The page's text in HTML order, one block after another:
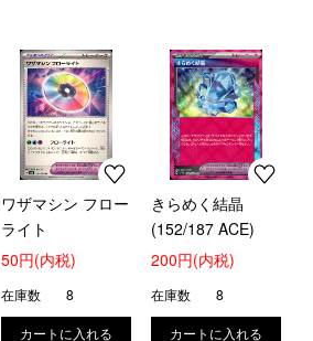
ワザマシン フロー
ライト
50円(内税)
在庫数 8
きらめく結晶
(152/187 ACE)
200円(内税)
在庫数 8